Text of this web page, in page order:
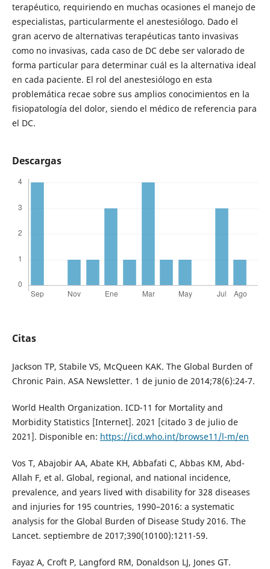
terapéutico, requiriendo en muchas ocasiones el manejo de
especialistas, particularmente el anestesiólogo. Dado el
gran acervo de alternativas terapéuticas tanto invasivas
como no invasivas, cada caso de DC debe ser valorado de
forma particular para determinar cuál es la alternativa ideal
en cada paciente. El rol del anestesiólogo en esta
problemática recae sobre sus amplios conocimientos en la
fisiopatología del dolor, siendo el médico de referencia para
el DC.
Descargas
Citas
Jackson TP, Stabile VS, McQueen KAK. The Global Burden of
Chronic Pain. ASA Newsletter. 1 de junio de 2014;78(6):24-7.
World Health Organization. ICD-11 for Mortality and
Morbidity Statistics [Internet]. 2021 [citado 3 de julio de
2021]. Disponible en: https://icd.who.int/browse11/l-m/en
Vos T, Abajobir AA, Abate KH, Abbafati C, Abbas KM, Abd-
Allah F, et al. Global, regional, and national incidence,
prevalence, and years lived with disability for 328 diseases
and injuries for 195 countries, 1990–2016: a systematic
analysis for the Global Burden of Disease Study 2016. The
Lancet. septiembre de 2017;390(10100):1211-59.
Fayaz A, Croft P, Langford RM, Donaldson LJ, Jones GT.